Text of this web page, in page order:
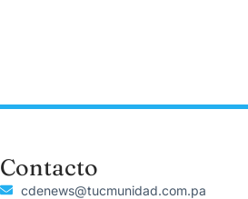
Contacto
cdenews@tucmunidad.com.pa